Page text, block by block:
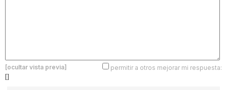
[ocultar vista previa]
permitir a otros mejorar mi respuesta:
[]